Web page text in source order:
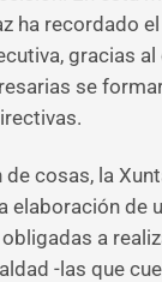
ha recordado el
gracias al
se
de cosas, la
elaboración de
a
-las que